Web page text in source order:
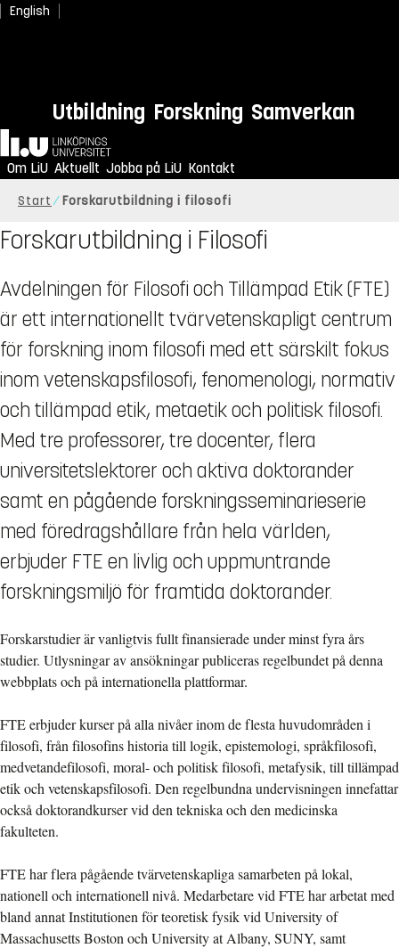
English
Utbildning Forskning Samverkan
Hem
Om LiU Aktuellt Jobba på LiU Kontakt
Start Forskarutbildning i filosofi
Forskarutbildning i Filosofi
Avdelningen för Filosofi och Tillämpad Etik (FTE)
är ett internationellt tvärvetenskapligt centrum
för forskning inom filosofi med ett särskilt fokus
inom vetenskapsfilosofi, fenomenologi, normativ
och tillämpad etik, metaetik och politisk filosofi.
Med tre professorer, tre docenter, flera
universitetslektorer och aktiva doktorander
samt en pågående forskningsseminarieserie
med föredragshållare från hela världen,
erbjuder FTE en livlig och uppmuntrande
forskningsmiljö för framtida doktorander.
Forskarstudier är vanligtvis fullt finansierade under minst fyra års
studier. Utlysningar av ansökningar publiceras regelbundet på denna
webbplats och på internationella plattformar.
FTE erbjuder kurser på alla nivåer inom de flesta huvudområden i
filosofi, från filosofins historia till logik, epistemologi, språkfilosofi,
medvetandefilosofi, moral- och politisk filosofi, metafysik, till tillämpad
etik och vetenskapsfilosofi. Den regelbundna undervisningen innefattar
också doktorandkurser vid den tekniska och den medicinska
fakulteten.
FTE har flera pågående tvärvetenskapliga samarbeten på lokal,
nationell och internationell nivå. Medarbetare vid FTE har arbetat med
bland annat Institutionen för teoretisk fysik vid University of
Massachusetts Boston och University at Albany, SUNY, samt